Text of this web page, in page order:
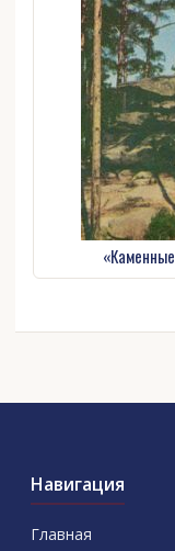
Навигация
Главная